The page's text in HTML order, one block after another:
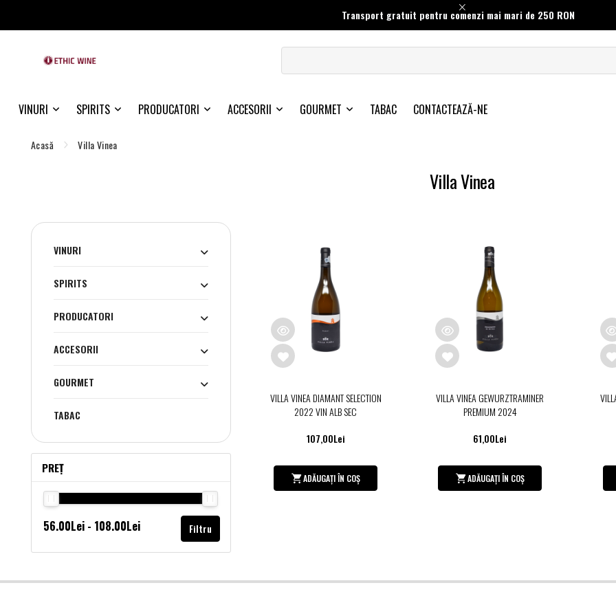
Transport gratuit pentru comenzi mai mari de 250 RON
VINURI SPIRITS PRODUCATORI ACCESORII GOURMET TABAC CONTACTEAZĂ-NE
Acasă Villa Vinea
Villa Vinea
VINURI
SPIRITS
PRODUCATORI
ACCESORII
GOURMET
TABAC
PREȚ
Filtru
VILLA VINEA DIAMANT SELECTION
2022 VIN ALB SEC
107,00Lei
ADĂUGAȚI ÎN COȘ
VILLA VINEA GEWURZTRAMINER
PREMIUM 2024
61,00Lei
ADĂUGAȚI ÎN COȘ